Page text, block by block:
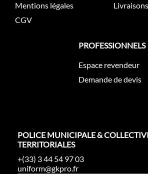
Mentions légales
CGV
PROFESSIONNELS
Espace revendeur
Demande de devis
POLICE MUNICIPALE &
TERRITORIALES
+(33) 3 44 54 97 03
uniform@gkpro.fr